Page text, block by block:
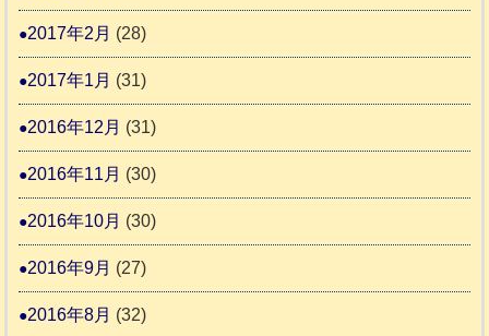
2017年2月 (28)
2017年1月 (31)
2016年12月 (31)
2016年11月 (30)
2016年10月 (30)
2016年9月 (27)
2016年8月 (32)